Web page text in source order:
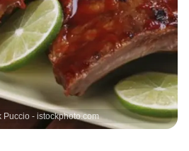
Puccio - istockphoto.com